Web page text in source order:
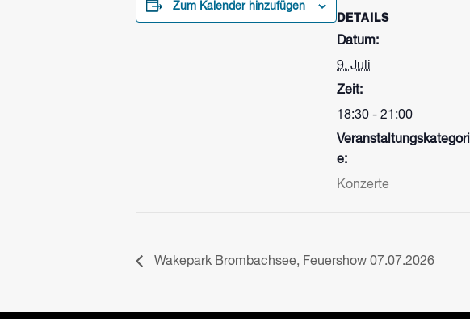
Zum Kalender hinzufügen
DETAILS
Datum:
9. Juli
Zeit:
18:30 - 21:00
Veranstaltungskategori
e:
Konzerte
Wakepark Brombachsee, Feuershow 07.07.2026